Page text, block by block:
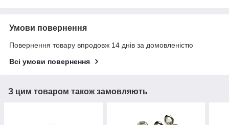
Умови повернення
Повернення товару впродовж 14 днів за домовленістю
Всі умови повернення
З цим товаром також замовляють